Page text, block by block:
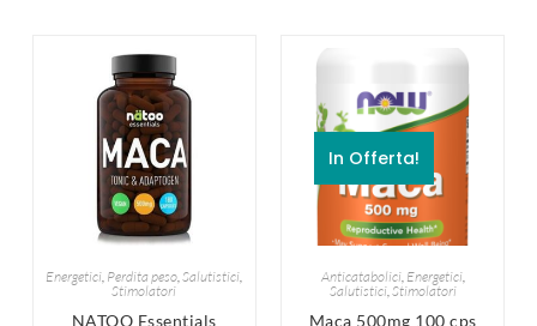
Energetici, Perdita peso,Salutistici,
Stimolatori
NATOO Essentials
In Offerta!
Anticatabolici, Energetici,
Salutistici,Stimolatori
Maca 500mg 100 cps